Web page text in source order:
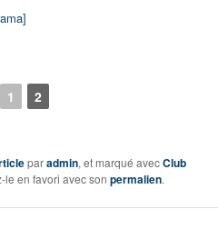
1 2
paradmin, et marqué avecClub
le en favori avec sonpermalien.